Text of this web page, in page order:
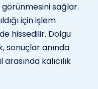
sağlar.
için işlem
hissedilir. Dolgu
sonuçlar anında
kalıcılık